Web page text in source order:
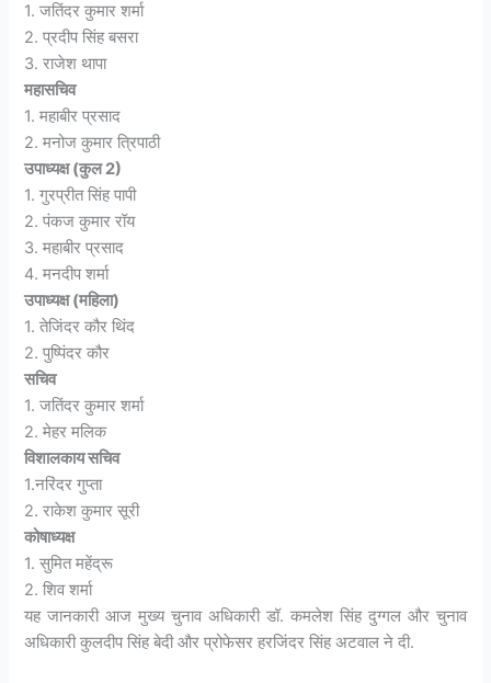
1. जतिंदर कुमार शर्मा
2. प्रदीप सिंह बसरा
3. राजेश थापा
महासचिव
1. महाबीर प्रसाद
2. मनोज कुमार त्रिपाठी
उपाध्यक्ष (कुल 2)
1. गुरप्रीत सिंह पापी
2. पंकज कुमार रॉय
3. महाबीर प्रसाद
4. मनदीप शर्मा
उपाध्यक्ष (महिला)
1. तेजिंदर कौर थिंद
2. पुष्पिंदर कौर
सचिव
1. जतिंदर कुमार शर्मा
2. मेहर मलिक
विशालकाय सचिव
1.नरिंदर गुप्ता
2. राकेश कुमार सूरी
कोषाध्यक्ष
1. सुमित महेंद्रू
2. शिव शर्मा
यह जानकारी आज मुख्य चुनाव अधिकारी डॉ. कमलेश सिंह दुग्गल और चुनाव
अधिकारी कुलदीप सिंह बेदी और प्रोफेसर हरजिंदर सिंह अटवाल ने दी.